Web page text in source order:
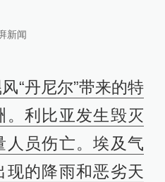
新闻
“丹尼尔”带来的特
。利比亚发生毁灭
人员伤亡。埃及气
的降雨和恶劣天